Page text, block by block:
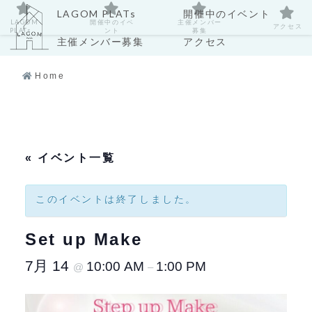
LAGOM PLATs 開催中のイベント
主催メンバー募集 アクセス
Home
« イベント一覧
このイベントは終了しました。
Set up Make
7月 14 @ 10:00 AM – 1:00 PM
LAGOM
PLATs
開催中のイベ
ント
主催メンバー
募集
アクセス